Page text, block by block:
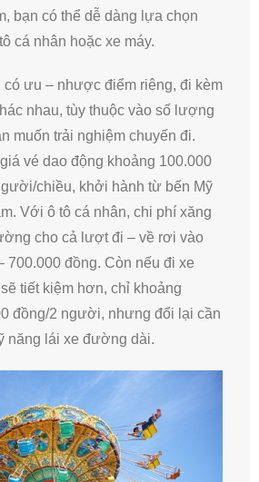
bạn có thể dễ dàng lựa chọn
cá nhân hoặc xe máy.
có ưu – nhược điểm riêng, đi kèm
nhau, tùy thuộc vào số lượng
muốn trải nghiệm chuyến đi.
vé dao động khoảng 100.000
chiều, khởi hành từ bến Mỹ
Với ô tô cá nhân, chi phí xăng
cho cả lượt đi – về rơi vào
700.000 đồng. Còn nếu đi xe
tiết kiệm hơn, chỉ khoảng
đồng/2 người, nhưng đổi lại cần
năng lái xe đường dài.